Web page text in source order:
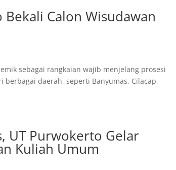
Calon Wisudawan
sebagai rangkaian wajib menjelang prosesi
daerah, seperti Banyumas, Cilacap,
UT Purwokerto Gelar
Kuliah Umum